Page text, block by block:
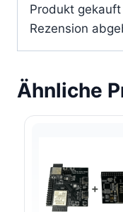
Produkt
Rezension
Ähnliche